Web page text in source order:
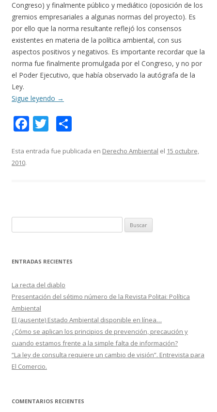
Congreso) y finalmente público y mediático (oposición de los
gremios empresariales a algunas normas del proyecto). Es
por ello que la norma resultante reflejó los consensos
existentes en materia de la política ambiental, con sus
aspectos positivos y negativos. Es importante recordar que la
norma fue finalmente promulgada por el Congreso, y no por
el Poder Ejecutivo, que había observado la autógrafa de la
Ley.
Sigue leyendo →
F
e
k
T
itt m
r
Esta entrada fue publicada en Derecho Ambiental el 15 octubre,
2010.
u
c
r
:
ENTRADAS RECIENTES
La recta del diablo
Presentación del sétimo número de la Revista Politai: Política
Ambiental
El (ausente) Estado Ambiental disponible en línea…
¿Cómo se aplican los principios de prevención, precaución y
cuando estamos frente a la simple falta de información?
“La ley de consulta requiere un cambio de visión”. Entrevista para
El Comercio.
COMENTARIOS RECIENTES